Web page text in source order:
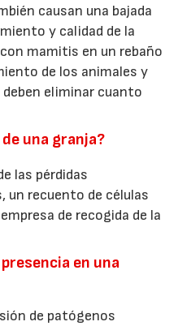
causan una bajada
y calidad de la
mamitis en un rebaño
de los animales y
eliminar cuanto
una granja?
las pérdidas
un recuento de células
de recogida de la
en una
de patógenos